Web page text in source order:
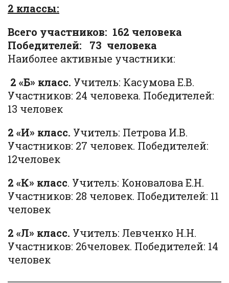
2 классы:
Всего участников: 162 человека
Победителей: 73 человека
Наиболее активные участники:
2 «Б» класс. Учитель: Касумова Е.В.
Участников: 24 человека. Победителей:
13 человек
2 «И» класс. Учитель: Петрова И.В.
Участников: 27 человек. Победителей:
12человек
2 «К» класс. Учитель: Коновалова Е.Н.
Участников: 28 человек. Победителей: 11
человек
2 «Л» класс. Учитель: Левченко Н.Н.
Участников: 26человек. Победителей: 14
человек